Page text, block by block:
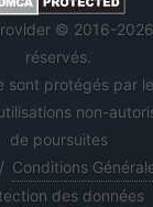
© 2016-2026
réservés.
sont protégés par
non-
de poursuites
/ Conditions
des données